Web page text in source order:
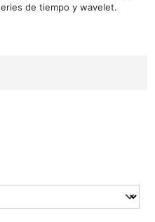
de tiempo y wavelet.